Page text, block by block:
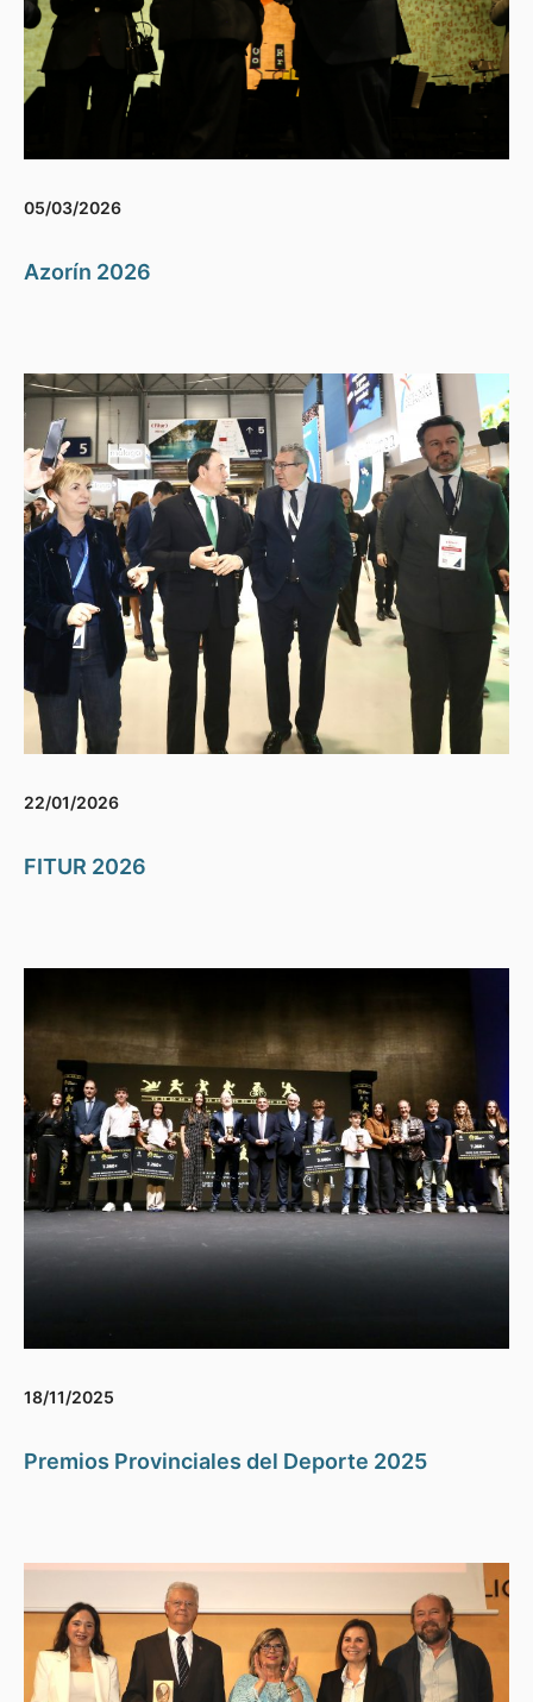
05/03/2026
Azorín 2026
22/01/2026
FITUR 2026
18/11/2025
Premios Provinciales del Deporte 2025